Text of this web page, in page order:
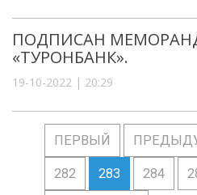
ПОДПИСАН
«ТУРОНБАНК».
19-10-2022 | 20:29
ПЕРВЫЙ
282 283 284